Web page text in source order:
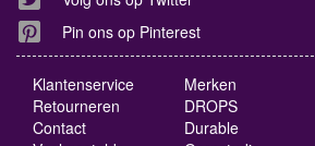
Pin ons op Pinterest
Klantenservice
Retourneren
Contact
Merken
DROPS
Durable